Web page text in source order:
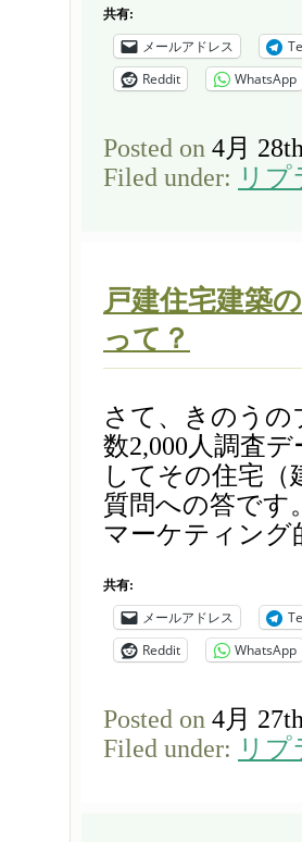
共有:
メールアドレス
Reddit
WhatsApp
Posted on 4月
Filed under: リプ
戸建住宅建築
って？
さて、きのう
数2,000人調査
してその住宅
質問への答です
マーケティン
共有:
メールアドレス
Reddit
WhatsApp
Posted on 4月
Filed under: リプ